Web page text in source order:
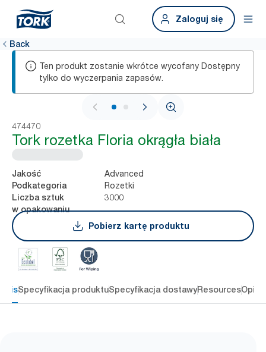
Zaloguj się
Back
Ten produkt zostanie wkrótce wycofany Dostępny
tylko do wyczerpania zapasów.
1 / 2
474470
Tork rozetka Floria okrągła biała
Jakość Advanced
Podkategoria Rozetki
Liczba sztuk
w opakowaniu
3000
Pobierz kartę produktu
Specyfikacja produktuSpecyfikacja dostawyResources